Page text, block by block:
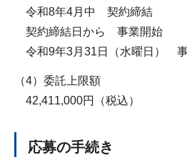
令和8年4月中 契約締結
契約締結日から 事業開始
令和9年3月31日（水曜日）
（4）委託上限額
42,411,000円（税込）
応募の手続き